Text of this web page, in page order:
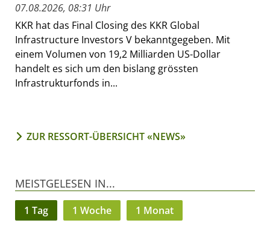
07.08.2026, 08:31 Uhr
KKR hat das Final Closing des KKR Global
Infrastructure Investors V bekanntgegeben. Mit
einem Volumen von 19,2 Milliarden US-Dollar
handelt es sich um den bislang grössten
Infrastrukturfonds in...
ZUR RESSORT-ÜBERSICHT «NEWS»
MEISTGELESEN IN...
1 Tag 1 Woche 1 Monat